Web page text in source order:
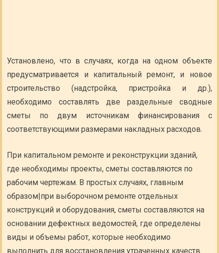
Установлено, что в случаях, когда на одном объекте
предусматривается и капитальный ремонт, и новое
строительство (надстройка, пристройка и др.),
необходимо составлять две раздельные сводные
сметы по двум источникам финансирования с
соответствующими размерами накладных расходов.
При капитальном ремонте и реконструкции зданий,
где необходимы проекты, сметы составляются по
рабочим чертежам. В простых случаях, главным
образом|при выборочном ремонте отдельных
конструкций и оборудования, сметы составляются на
основании дефектных ведомостей, где определены
виды и объемы работ, которые необходимо
выполнить для восстановления утраченных качеств